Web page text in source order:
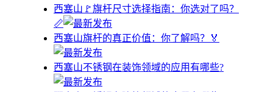
西塞山🚩旗杆尺寸选择指南：你选对了吗？
📏
西塞山旗杆的真正价值：你了解吗？🏅
西塞山不锈钢在装饰领域的应用有哪些?